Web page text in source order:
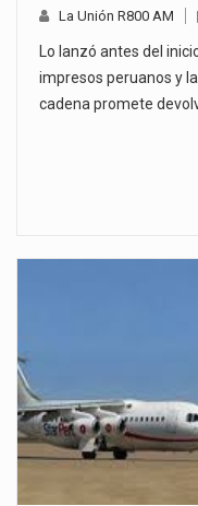
La Unión R800 AM
Lo lanzó antes del
impresos peruanos y
cadena promete